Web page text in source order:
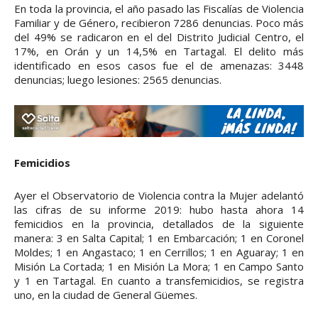
En toda la provincia, el año pasado las Fiscalías de Violencia
Familiar y de Género, recibieron 7286 denuncias. Poco más
del 49% se radicaron en el del Distrito Judicial Centro, el
17%, en Orán y un 14,5% en Tartagal. El delito más
identificado en esos casos fue el de amenazas: 3448
denuncias; luego lesiones: 2565 denuncias.
Femicidios
Ayer el Observatorio de Violencia contra la Mujer adelantó
las cifras de su informe 2019: hubo hasta ahora 14
femicidios en la provincia, detallados de la siguiente
manera: 3 en Salta Capital; 1 en Embarcación; 1 en Coronel
Moldes; 1 en Angastaco; 1 en Cerrillos; 1 en Aguaray; 1 en
Misión La Cortada; 1 en Misión La Mora; 1 en Campo Santo
y 1 en Tartagal. En cuanto a transfemicidios, se registra
uno, en la ciudad de General Güemes.